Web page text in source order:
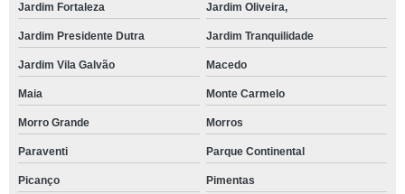
Jardim Fortaleza Jardim Oliveira,
Jardim Presidente Dutra Jardim Tranquilidade
Jardim Vila Galvão Macedo
Maia Monte Carmelo
Morro Grande Morros
Paraventi Parque Continental
Picanço Pimentas